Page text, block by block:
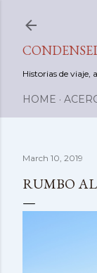
Historias de viaje,
HOME
March 10, 2019
RUMBO